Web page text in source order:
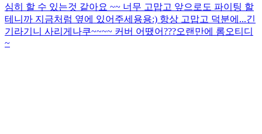
심히 할 수 있는것 같아요 ~~ 너무 고맙고 앞으로도 파이팅 할
테니까 지금처럼 옆에 있어주세용용:) 항상 고맙고 덕분에...긴
기라기니 사리게나쿠~~~~ 커버 어땠어???오랜만에 롬오티디
~